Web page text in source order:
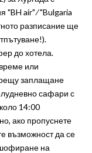
"BH air" ∕ "Bulgaria
разписание ще
до хотела.
или
заплащане
сафари с
14:00
ако пропуснете
възможност да се
на